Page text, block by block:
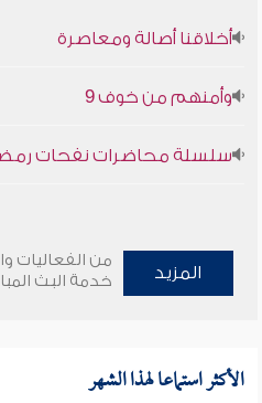
أخلاقنا أصالة ومعاصرة
وأمنهم من خوف 9
سلسلة محاضرات نفحات رمضانية
المزيد
من الفعاليات
خدمة البث
الأكثر استماعا لهذا الشهر